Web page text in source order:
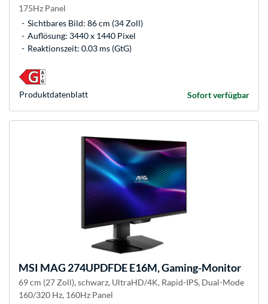
175Hz Panel
Sichtbares Bild: 86 cm (34 Zoll)
Auflösung: 3440 x 1440 Pixel
Reaktionszeit: 0.03 ms (GtG)
Sofort verfügbar
Produkt­datenblatt
MSI MAG 274UPDFDE E16M, Gaming-Monitor
69 cm (27 Zoll), schwarz, UltraHD/4K, Rapid-IPS, Dual-Mode
160/320 Hz, 160Hz Panel